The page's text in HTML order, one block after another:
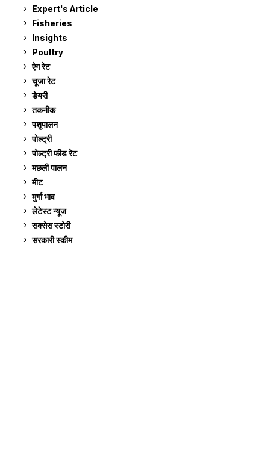
Expert's Article
Fisheries
Insights
Poultry
ऐग रेट
चूजा रेट
डेयरी
तकनीक
पशुपालन
पोल्ट्री
पोल्ट्री फीड रेट
मछली पालन
मीट
मुर्गा भाव
लेटेस्ट न्यूज
सक्सेस स्टो‍री
सरकारी स्की‍म